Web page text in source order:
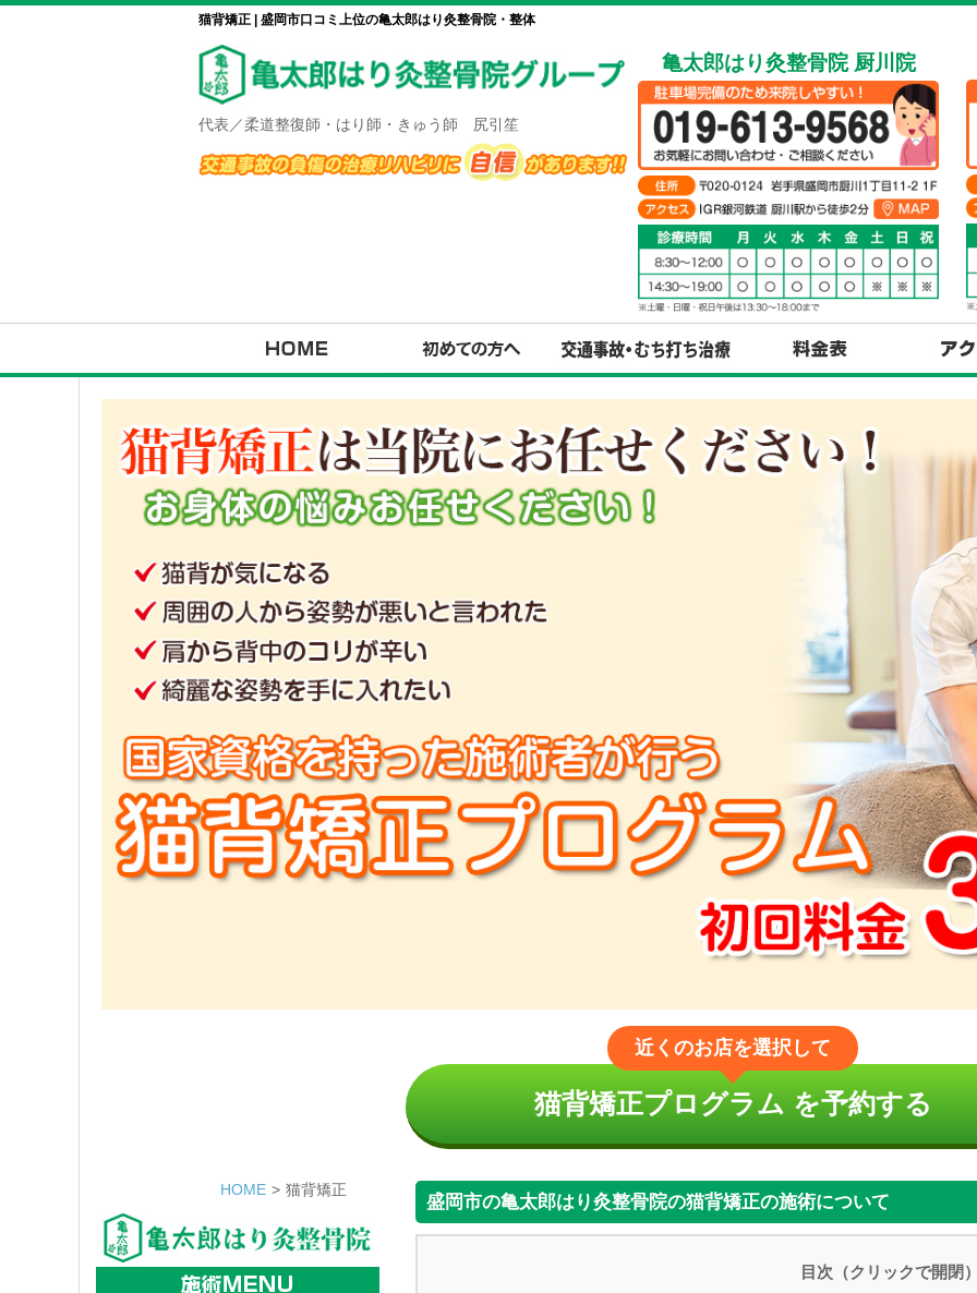
猫背矯正 | 盛岡市口コミ上位の亀太郎はり灸整骨院・整体
代表／柔道整復師・はり師・きゅう師 尻引笙
亀太郎はり灸整骨院 厨川院
近くのお店を選択して
猫背矯正プログラム を予約する
HOME > 猫背矯正
盛岡市の亀太郎はり灸整骨院の猫背矯正の施術について
目次（クリックで開閉